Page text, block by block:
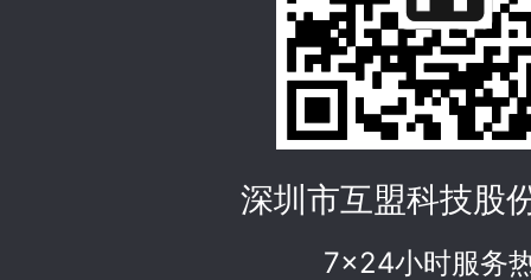
深圳市互盟科技股
7x24小时服务